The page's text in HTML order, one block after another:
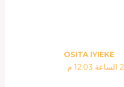
OSITA IYIEKE